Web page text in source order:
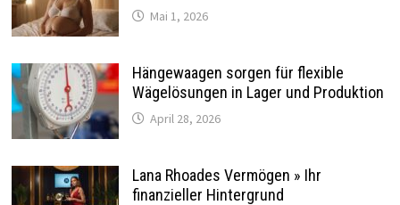
Mai 1, 2026
Hängewaagen sorgen für flexible
Wägelösungen in Lager und Produktion
April 28, 2026
Lana Rhoades Vermögen » Ihr
finanzieller Hintergrund